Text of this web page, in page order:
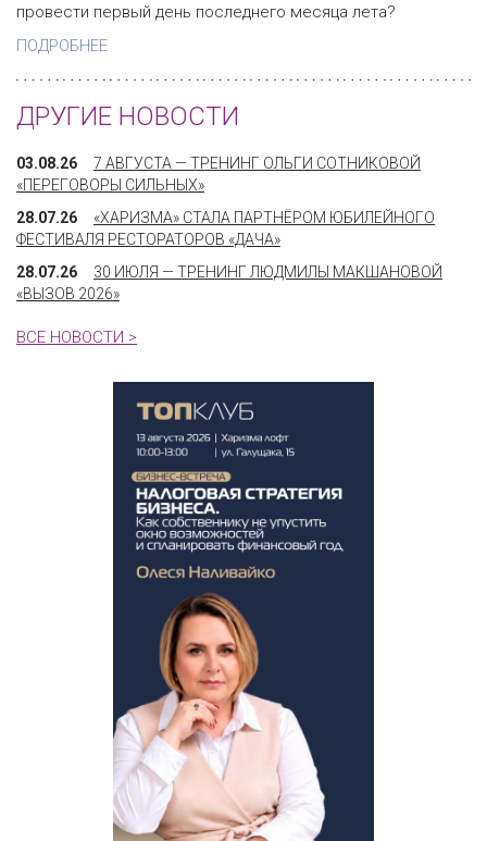
провести первый день последнего месяца лета?
ПОДРОБНЕЕ
ДРУГИЕ НОВОСТИ
03.08.26
7 АВГУСТА — ТРЕНИНГ ОЛЬГИ СОТНИКОВОЙ
«ПЕРЕГОВОРЫ СИЛЬНЫХ»
28.07.26
«ХАРИЗМА» СТАЛА ПАРТНЁРОМ ЮБИЛЕЙНОГО
ФЕСТИВАЛЯ РЕСТОРАТОРОВ «ДАЧА»
28.07.26
30 ИЮЛЯ — ТРЕНИНГ ЛЮДМИЛЫ МАКШАНОВОЙ
«ВЫЗОВ 2026»
ВСЕ НОВОСТИ >